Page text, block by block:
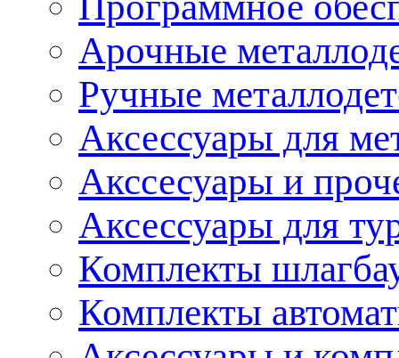
Арочные
Ручные
Аксессуары для
Акссесуары и
Аксессуары для
Комплекты
Комплекты